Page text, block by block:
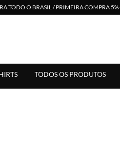
TODO O BRASIL / PRIMEIRA COMPRA
Feminina. Suporte Via
TODOS OS PRODUTOS